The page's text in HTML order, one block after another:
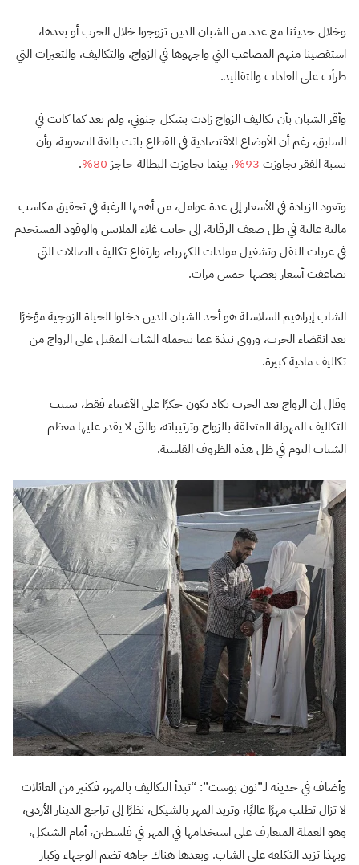
وخلال حديثنا مع عدد من الشبان الذين تزوجوا خلال الحرب أو بعدها،
استقصينا منهم المصاعب التي واجهوها في الزواج، والتكاليف، والتغيرات التي
طرأت على العادات والتقاليد.
وأقر الشبان بأن تكاليف الزواج زادت بشكل جنوني، ولم تعد كما كانت في
السابق، رغم أن الأوضاع الاقتصادية في القطاع باتت بالغة الصعوبة، وأن
نسبة الفقر تجاوزت 93% ، بينما تجاوزت البطالة حاجز 80%
.
وتعود الزيادة في الأسعار إلى عدة عوامل، من أهمها الرغبة في تحقيق مكاسب
مالية عالية في ظل ضعف الرقابة، إلى جانب غلاء الملابس والوقود المستخدم
في عربات النقل وتشغيل مولدات الكهرباء، وارتفاع تكاليف الصالات التي
تضاعفت أسعار بعضها خمس مرات.
الشاب إبراهيم السلاسلة هو أحد الشبان الذين دخلوا الحياة الزوجية مؤخرًا
بعد انقضاء الحرب، وروى نبذة عما يتحمله الشاب المقبل على الزواج من
تكاليف مادية كبيرة.
وقال إن الزواج بعد الحرب يكاد يكون حكرًا على الأغنياء فقط، بسبب
التكاليف المهولة المتعلقة بالزواج وترتيباته، والتي لا يقدر عليها معظم
الشباب اليوم في ظل هذه الظروف القاسية.
وأضاف في حديثه لـ”نون بوست”: “تبدأ التكاليف بالمهر، فكثير من العائلات
لا تزال تطلب مهرًا عاليًا، وتريد المهر بالشيكل، نظرًا إلى تراجع الدينار الأردني،
وهو العملة المتعارف على استخدامها في المهر في فلسطين، أمام الشيكل،
وبهذا تزيد التكلفة على الشاب. وبعدها هناك جاهة تضم الوجهاء وكبار